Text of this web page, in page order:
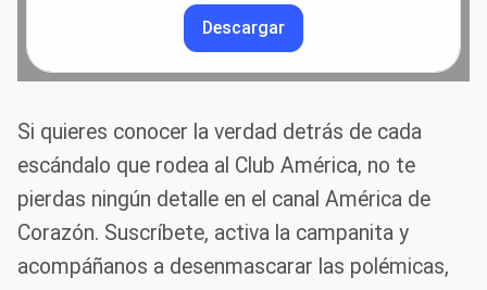
Descargar
Si quieres conocer la verdad detrás de cada
escándalo que rodea al Club América, no te
pierdas ningún detalle en el canal América de
Corazón. Suscríbete, activa la campanita y
acompáñanos a desenmascarar las polémicas,